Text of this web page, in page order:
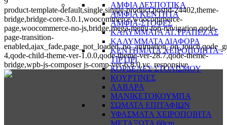
ΑΜΦΙΑ ΔΕΣΠΟΤΙΚΑ
ΑΜΦΙΑ ΚΕΝΤΗΤΑ
ΑΜΦΙΑ-ΣΤΟΦΕΣ
ΚΑΛΥΜΜΑΤΑ ΑΓ.ΤΡΑΠΕΖΑΣ
ΚΑΛΥΜΜΑΤΑ ΔΙΑΦΟΡΑ
ΚΕΝΤΗΜΑΤΑ ΧΕΙΡΟΠΟΙΗΤΑ -
ΤΙΡΤΙΡΙ
ΚΟΡΔΕΛΕΣ ΣΤΟΛΙΣΜΟΥ
ΚΟΥΡΤΙΝΕΣ
ΛΑΒΑΡΑ
ΜΑΝΙΚΕΤΟΚΟΥΜΠΑ
ΣΩΜΑΤΑ ΕΠΙΤΑΦΙΩΝ
ΥΦΑΣΜΑΤΑ ΧΕΙΡΟΠΟΙΗΤΑ
ΜΕΤΑΞΩΤΑ 60cm
product-template-default,single,single-product,postid-24402,theme-
bridge,bridge-core-3.0.1,woocommerce,woocommerce-
page,woocommerce-no-js,bridge,mega-menu-top-navigation,qode-
page-transition-
4,qode-child-theme-ver-1.0.0,qode-theme-ver-28.7,qode-theme-
bridge,wpb-js-composer js-comp-ver-6.8.0,vc_responsive